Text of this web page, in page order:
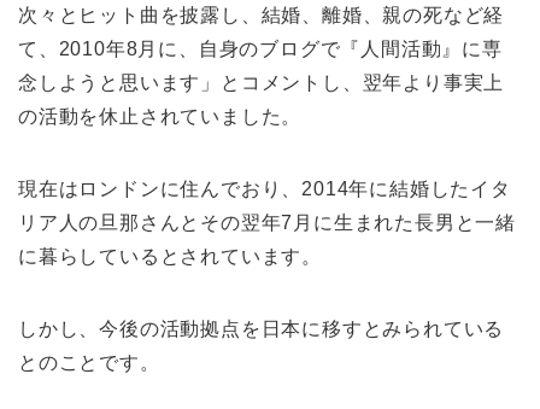
次々とヒット曲を披露し、結婚、離婚、親の死など経
て、2010年8月に、自身のブログで『人間活動』に専
念しようと思います」とコメントし、翌年より事実上
の活動を休止されていました。
現在はロンドンに住んでおり、2014年に結婚したイタ
リア人の旦那さんとその翌年7月に生まれた長男と一緒
に暮らしているとされています。
しかし、今後の活動拠点を日本に移すとみられている
とのことです。